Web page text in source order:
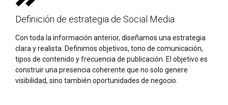
Definición de estrategia de Social Media
Con toda la información anterior, diseñamos una estrategia
clara y realista. Definimos objetivos, tono de comunicación,
tipos de contenido y frecuencia de publicación. El objetivo es
construir una presencia coherente que no solo genere
visibilidad, sino también oportunidades de negocio.